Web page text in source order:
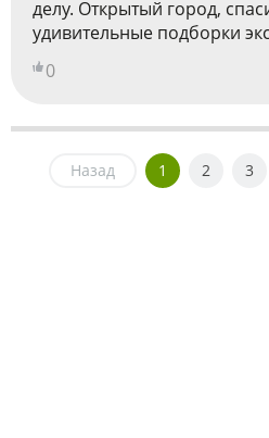
делу. Открытый город,
удивительные подборки
0
Назад 1 2 3